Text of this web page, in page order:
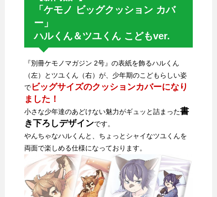
「ケモノ ビッグクッション カバ
ー」
ハルくん＆ツユくん こどもver.
『別冊ケモノマガジン 2号』の表紙を飾るハルくん
（左）とツユくん（右）が、少年期のこどもらしい姿
でビッグサイズのクッションカバーになり
ました！
小さな少年達のあどけない魅力がギュッと詰まった書
き下ろしデザインです。
やんちゃなハルくんと、ちょっとシャイなツユくんを
両面で楽しめる仕様になっております。